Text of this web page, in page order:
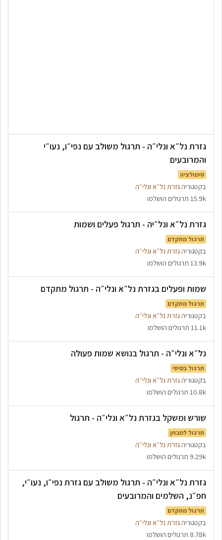
גזרת נל״א ונלי״ה - תרגול משולב עם נפי״ו, נעו״י
והמרובעים
סימולציה
בקטגוריהגזרת נל״א ונלי״ה
15.9k תרגולים הושלמו
גזרת נל״א ונל״יה - תרגול פעלים ושמות
תרגול מתקדם
בקטגוריהגזרת נל״א ונלי״ה
13.9k תרגולים הושלמו
שמות ופעלים בגזרת נל״א ונלי״ה - תרגול מתקדם
תרגול מתקדם
בקטגוריהגזרת נל״א ונלי״ה
11.1k תרגולים הושלמו
נל״א ונלי״ה - תרגול בנושא שמות פעולה
תרגול בסיסי
בקטגוריהגזרת נל״א ונלי״ה
10.8k תרגולים הושלמו
שורש ומשקל בגזרת נל״א ונלי״ה - תרגול
תרגול למבחן
בקטגוריהגזרת נל״א ונלי״ה
9.29k תרגולים הושלמו
גזרת נל״א ונלי״ה - תרגול משולב עם גזרת נפי״ו, נעו״י,
חפ״נ, השלמים והמרובעים
תרגול מתקדם
בקטגוריהגזרת נל״א ונלי״ה
8.78k תרגולים הושלמו